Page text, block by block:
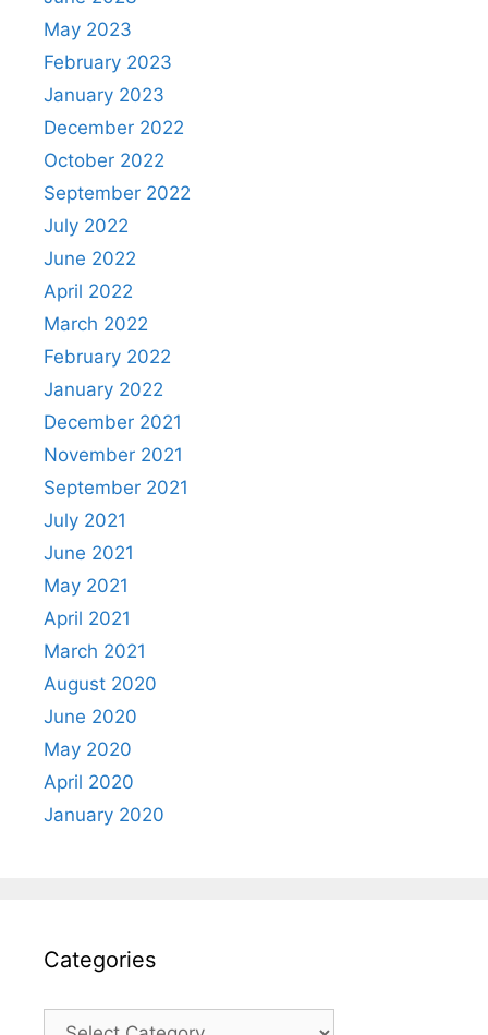
May 2023
February 2023
January 2023
December 2022
October 2022
September 2022
July 2022
June 2022
April 2022
March 2022
February 2022
January 2022
December 2021
November 2021
September 2021
July 2021
June 2021
May 2021
April 2021
March 2021
August 2020
June 2020
May 2020
April 2020
January 2020
Categories
Categories